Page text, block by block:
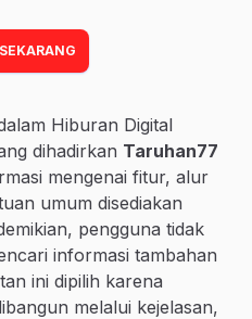
Hiburan Digital
dihadirkan Taruhan77
mengenai fitur, alur
umum disediakan
pengguna tidak
informasi tambahan
ini dipilih karena
melalui kejelasan,